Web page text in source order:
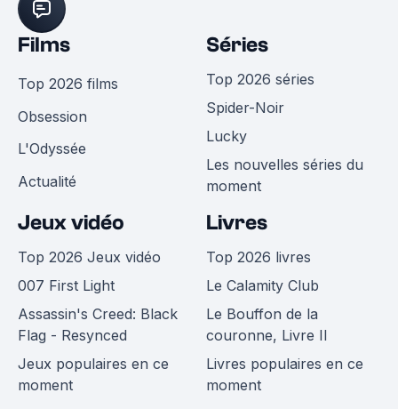
Films
Top 2026 films
Obsession
L'Odyssée
Actualité
Séries
Top 2026 séries
Spider-Noir
Lucky
Les nouvelles séries du
moment
Jeux vidéo
Top 2026 Jeux vidéo
007 First Light
Assassin's Creed: Black
Flag - Resynced
Jeux populaires en ce
moment
Livres
Top 2026 livres
Le Calamity Club
Le Bouffon de la
couronne, Livre II
Livres populaires en ce
moment